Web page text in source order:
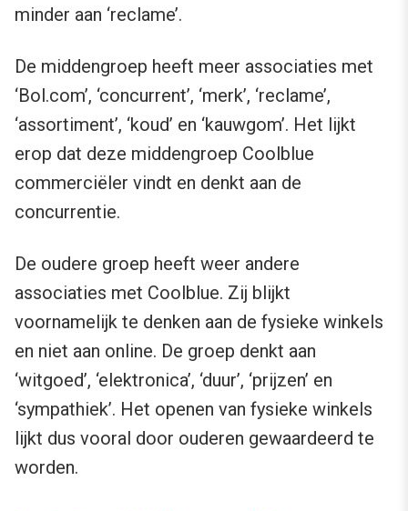
minder aan ‘reclame’.
De middengroep heeft meer associaties met
‘Bol.com’, ‘concurrent’, ‘merk’, ‘reclame’,
‘assortiment’, ‘koud’ en ‘kauwgom’. Het lijkt
erop dat deze middengroep Coolblue
commerciëler vindt en denkt aan de
concurrentie.
De oudere groep heeft weer andere
associaties met Coolblue. Zij blijkt
voornamelijk te denken aan de fysieke winkels
en niet aan online. De groep denkt aan
‘witgoed’, ‘elektronica’, ‘duur’, ‘prijzen’ en
‘sympathiek’. Het openen van fysieke winkels
lijkt dus vooral door ouderen gewaardeerd te
worden.